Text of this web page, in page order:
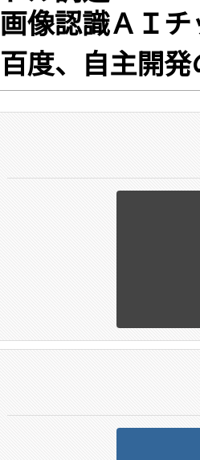
画像認識ＡＩ
百度、自主開